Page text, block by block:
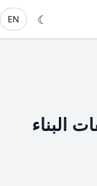
☾
EN
البناء